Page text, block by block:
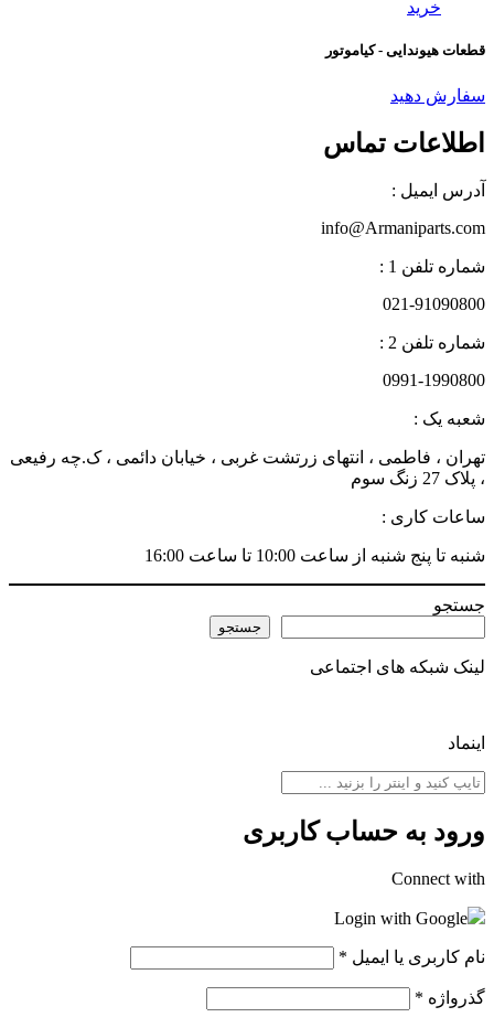
خرید
قطعات هیوندایی - کیاموتور
سفارش دهید
اطلاعات تماس
آدرس ایمیل :
info@Armaniparts.com
شماره تلفن 1 :
021-91090800
شماره تلفن 2 :
0991-1990800
شعبه یک :
تهران ، فاطمی ، انتهای زرتشت غربی ، خیابان دائمی ، ک.چه رفیعی
، پلاک 27 زنگ سوم
ساعات کاری :
شنبه تا پنج شنبه از ساعت 10:00 تا ساعت 16:00
جستجو
جستجو
لینک شبکه های اجتماعی
اینماد
ورود به حساب کاربری
Connect with
Login with Google
نام کاربری یا ایمیل *
گذرواژه *